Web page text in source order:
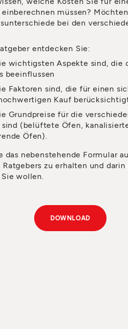
müssen? Möchten
bei den
entdecken Sie:
wichtigsten Aspekte sind, die
beeinflussen
Faktoren sind, die für einen
Kauf
Grundpreise für die
(belüftete Öfen,
Öfen).
das nebenstehende Formular
zu erhalten und darin
wollen.
DOWNLOAD